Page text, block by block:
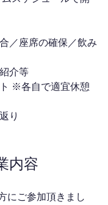
／座席の確保／飲み
介等
※各自で適宜休憩
り
内容
にご参加頂きまし